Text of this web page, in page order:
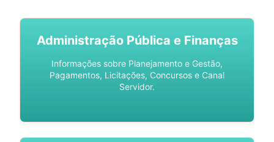
Administração Pública e Finanças
Informações sobre Planejamento e Gestão,
Pagamentos, Licitações, Concursos e Canal
Servidor.